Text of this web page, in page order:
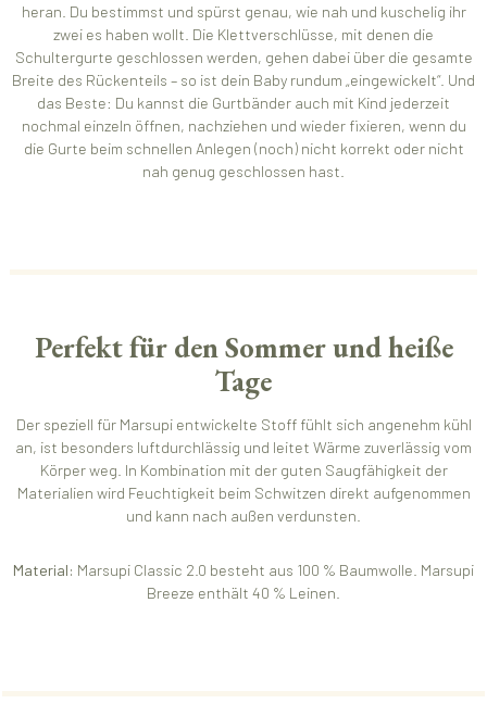
heran. Du bestimmst und spürst genau, wie nah und kuschelig ihr
zwei es haben wollt. Die Klettverschlüsse, mit denen die
Schultergurte geschlossen werden, gehen dabei über die gesamte
Breite des Rückenteils – so ist dein Baby rundum „eingewickelt“. Und
das Beste: Du kannst die Gurtbänder auch mit Kind jederzeit
nochmal einzeln öffnen, nachziehen und wieder fixieren, wenn du
die Gurte beim schnellen Anlegen (noch) nicht korrekt oder nicht
nah genug geschlossen hast.
Perfekt für den Sommer und heiße
Tage
Der speziell für Marsupi entwickelte Stoff fühlt sich angenehm kühl
an, ist besonders luftdurchlässig und leitet Wärme zuverlässig vom
Körper weg. In Kombination mit der guten Saugfähigkeit der
Materialien wird Feuchtigkeit beim Schwitzen direkt aufgenommen
und kann nach außen verdunsten.
Material: Marsupi Classic 2.0 besteht aus 100 % Baumwolle. Marsupi
Breeze enthält 40 % Leinen.